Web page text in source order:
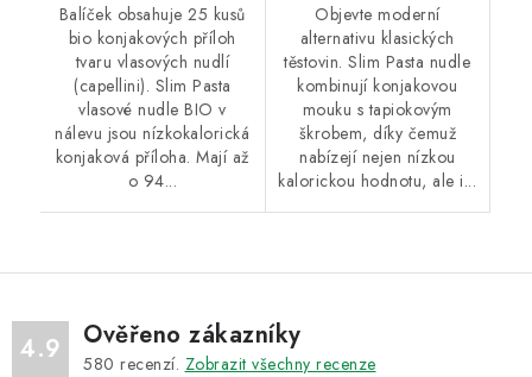
Balíček obsahuje 25 kusů
bio konjakových příloh
tvaru vlasových nudlí
(capellini). Slim Pasta
vlasové nudle BIO v
nálevu jsou nízkokalorická
konjaková příloha. Mají až
o 94...
Objevte moderní
alternativu klasických
těstovin. Slim Pasta nudle
kombinují konjakovou
mouku s tapiokovým
škrobem, díky čemuž
nabízejí nejen nízkou
kalorickou hodnotu, ale i...
4.9 Ověřeno zákazníky
580 recenzí. Zobrazit všechny recenze